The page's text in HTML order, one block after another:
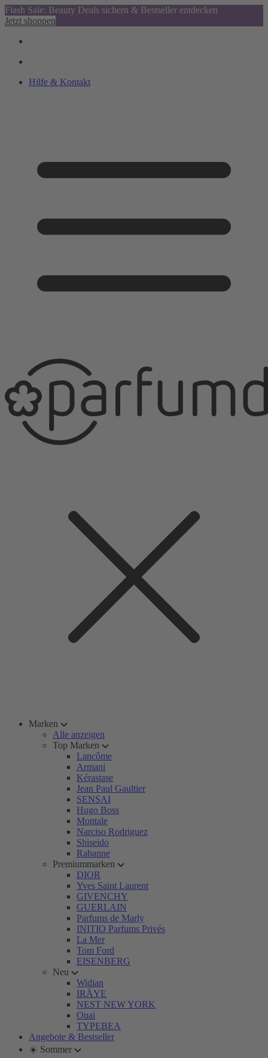
Flash Sale: Beauty Deals sichern & Bestseller entdecken
Jetzt shoppen
Hilfe & Kontakt
Marken
Alle anzeigen
Top Marken
Lancôme
Armani
Kérastase
Jean Paul Gaultier
SENSAI
Hugo Boss
Montale
Narciso Rodriguez
Shiseido
Rabanne
Premiummarken
DIOR
Yves Saint Laurent
GIVENCHY
GUERLAIN
Parfums de Marly
INITIO Parfums Privés
La Mer
Tom Ford
EISENBERG
Neu
Widian
IRÄYE
NEST NEW YORK
Ouai
TYPEBEA
Angebote & Bestseller
☀️ Sommer